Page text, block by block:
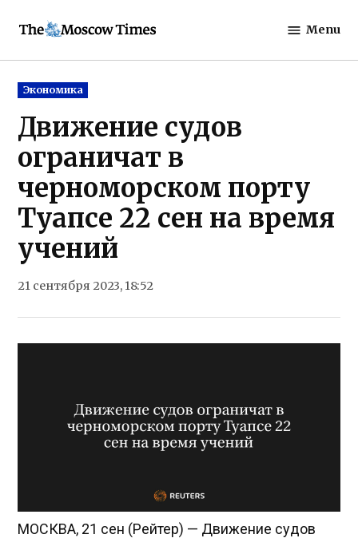
Moscow
Menu
Posted
in
Экономика
Движение судов
ограничат в
черноморском порту
Туапсе 22 сен на время
учений
21 сентября 2023, 18:52
МОСКВА, 21 сен (Рейтер) — Движение судов